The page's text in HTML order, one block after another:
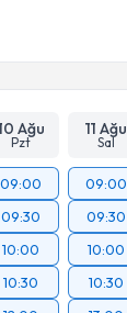
Ağu
Pzt
11 Ağu
Sal
09:00
09:30
10:00
10:30
09:00
09:30
10:00
10:30